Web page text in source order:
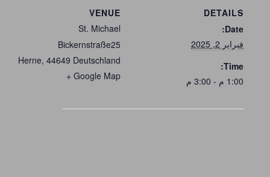
DETAILS
Date:
فبراير 2, 2025
Time:
1:00 م - 3:00 م
VENUE
St. Michael
Bickernstraße25
Herne, 44649 Deutschland
+ Google Map